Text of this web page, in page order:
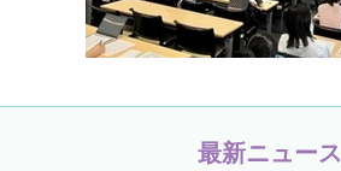
最新ニュース